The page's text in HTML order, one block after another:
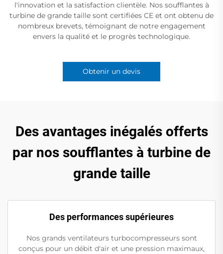
l'innovation et la satisfaction clientèle. Nos soufflantes à
turbine de grande taille sont certifiées CE et ont obtenu de
nombreux brevets, témoignant de notre engagement
envers la qualité et le progrès technologique.
Obtenir un devis
Des avantages inégalés offerts
par nos soufflantes à turbine de
grande taille
Des performances supérieures
Nos grands ventilateurs turbocompresseurs sont
conçus pour un débit d'air et une pression maximaux,